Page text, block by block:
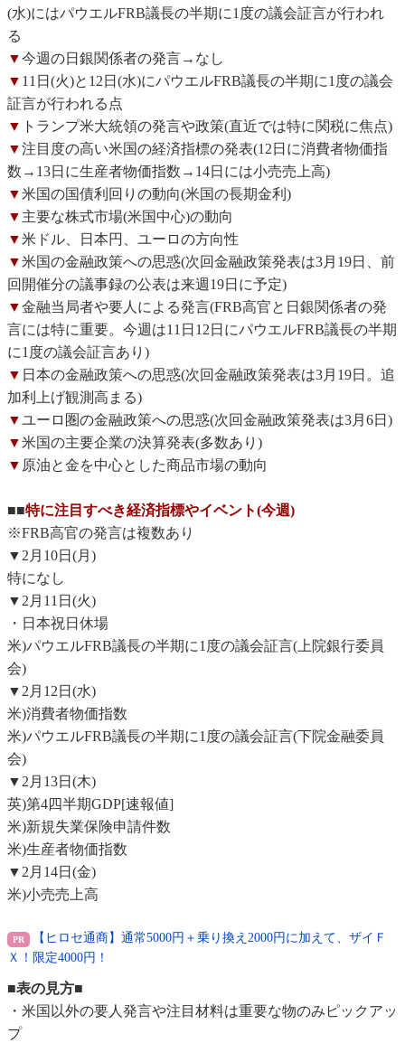
(水)にはパウエルFRB議長の半期に1度の議会証言が行われ
る
▼今週の日銀関係者の発言→なし
▼ 11日(火)と12日(水)にパウエルFRB議長の半期に1度の議会
証言が行われる点
▼ トランプ米大統領の発言や政策(直近では特に関税に焦点)
▼注目度の高い米国の経済指標の発表(12日に消費者物価指
数→13日に生産者物価指数→14日には小売売上高)
▼米国の国債利回りの動向(米国の長期金利)
▼ 主要な株式市場(米国中心)の動向
▼米ドル、日本円、ユーロの方向性
▼米国の金融政策への思惑(次回金融政策発表は3月19日、前
回開催分の議事録の公表は来週19日に予定)
▼金融当局者や要人による発言(FRB高官と日銀関係者の発
言には特に重要。今週は11日12日にパウエルFRB議長の半期
に1度の議会証言あり)
▼ 日本の金融政策への思惑(次回金融政策発表は3月19日。追
加利上げ観測高まる)
▼ユーロ圏の金融政策への思惑(次回金融政策発表は3月6日)
▼米国の主要企業の決算発表(多数あり)
▼ 原油と金を中心とした商品市場の動向
■■特に注目すべき経済指標やイベント(今週)
※FRB高官の発言は複数あり
▼2月10日(月)
特になし
▼2月11日(火)
・日本祝日休場
米)パウエルFRB議長の半期に1度の議会証言(上院銀行委員
会)
▼2月12日(水)
米)消費者物価指数
米)パウエルFRB議長の半期に1度の議会証言(下院金融委員
会)
▼2月13日(木)
英)第4四半期GDP[速報値]
米)新規失業保険申請件数
米)生産者物価指数
▼2月14日(金)
米)小売売上高
【ヒロセ通商】通常5000円＋乗り換え2000円に加えて、ザイＦ
Ｘ！限定4000円！
■表の見方■
・米国以外の要人発言や注目材料は重要な物のみピックアッ
プ